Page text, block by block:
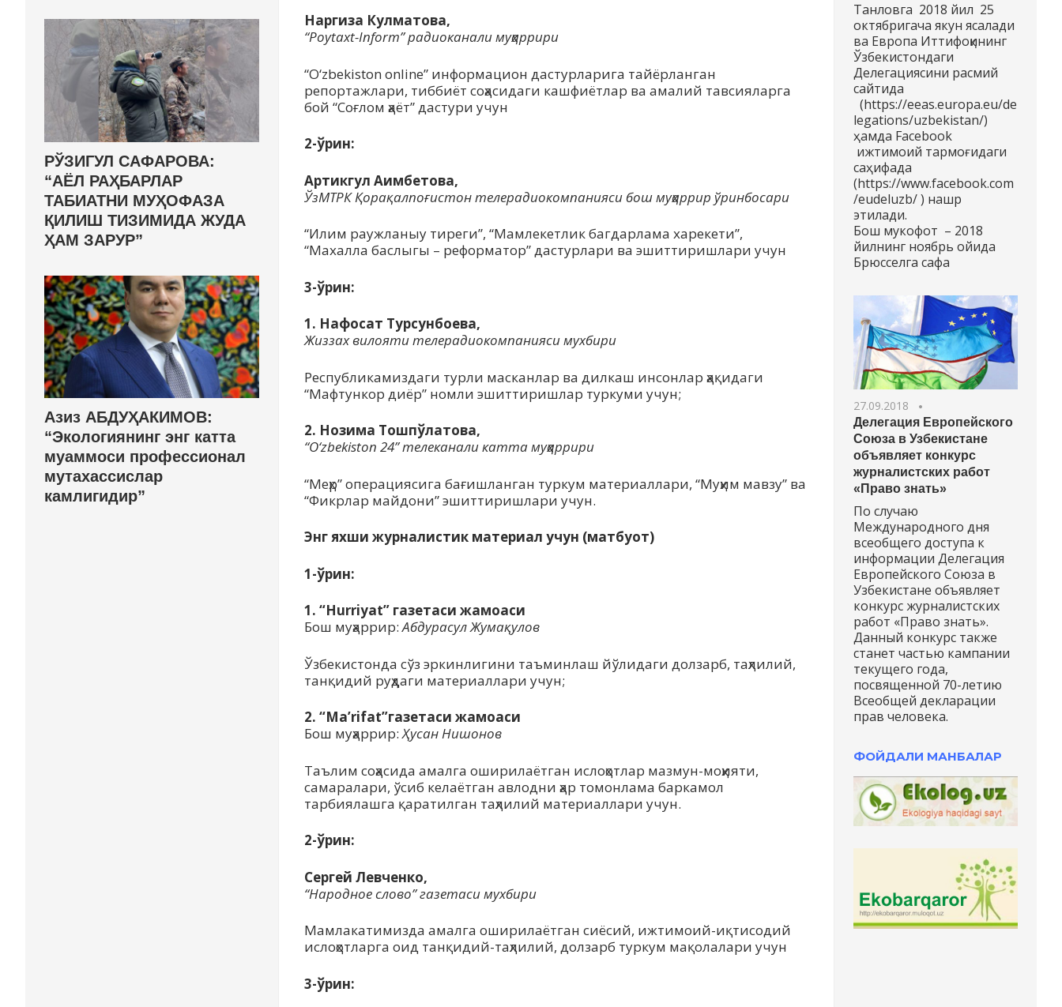
Наргиза Кулматова,
“Poytaxt-Inform” радиоканали муҳаррири
“O‘zbekiston online” информацион дастурларига тайёрланган
репортажлари, тиббиёт соҳасидаги кашфиётлар ва амалий тавсияларга
бой “Соғлом ҳаёт” дастури учун
2-ўрин:
Артикгул Аимбетова,
ЎзМТРК Қорақалпоғистон телерадиокомпанияси бош муҳаррир ўринбосари
“Илим раужланыу тиреги”, “Мамлекетлик багдарлама харекети”,
“Махалла баслыгы – реформатор” дастурлари ва эшиттиришлари учун
3-ўрин:
1. Нафосат Турсунбоева,
Жиззах вилояти телерадиокомпанияси мухбири
Республикамиздаги турли масканлар ва дилкаш инсонлар ҳақидаги
“Мафтункор диёр” номли эшиттиришлар туркуми учун;
2. Нозима Тошпўлатова,
“O‘zbekiston 24” телеканали катта муҳаррири
“Меҳр” операциясига бағишланган туркум материаллари, “Муҳим мавзу” ва
“Фикрлар майдони” эшиттиришлари учун.
Энг яхши журналистик материал учун (матбуот)
1-ўрин:
1. “Hurriyat” газетаси жамоаси
Бош муҳаррир:Абдурасул Жумақулов
Ўзбекистонда сўз эркинлигини таъминлаш йўлидаги долзарб, таҳлилий,
танқидий руҳдаги материаллари учун;
2. “Ma’rifat”газетаси жамоаси
Бош муҳаррир:Ҳусан Нишонов
Таълим соҳасида амалга оширилаётган ислоҳотлар мазмун-моҳияти,
самаралари, ўсиб келаётган авлодни ҳар томонлама баркамол
тарбиялашга қаратилган таҳлилий материаллари учун.
2-ўрин:
Сергей Левченко,
“Народное слово” газетаси мухбири
Мамлакатимизда амалга оширилаётган сиёсий, ижтимоий-иқтисодий
ислоҳотларга оид танқидий-таҳлилий, долзарб туркум мақолалари учун
3-ўрин:
РЎЗИГУЛ САФАРОВА:
“АЁЛ РАҲБАРЛАР
ТАБИАТНИ МУҲОФАЗА
ҚИЛИШ ТИЗИМИДА ЖУДА
ҲАМ ЗАРУР”
Азиз АБДУҲАКИМОВ:
“Экологиянинг энг катта
муаммоси профессионал
мутахассислар
камлигидир”
Танловга 2018 йил 25
октябригача якун ясалади
ва Европа Иттифоқининг
Ўзбекистондаги
Делегациясини расмий
сайтида
(https://eeas.europa.eu/de
legations/uzbekistan/)
ҳамда Facebook
ижтимоий тармоғидаги
саҳифада
(https://www.facebook.com
/eudeluzb/ ) нашр
этилади.
Бош мукофот – 2018
йилнинг ноябрь ойида
Брюсселга сафа
27.09.2018
Делегация Европейского
Союза в Узбекистане
объявляет конкурс
журналистских работ
«Право знать»
По случаю
Международного дня
всеобщего доступа к
информации Делегация
Европейского Союза в
Узбекистане объявляет
конкурс журналистских
работ «Право знать».
Данный конкурс также
станет частью кампании
текущего года,
посвященной 70-летию
Всеобщей декларации
прав человека.
ФОЙДАЛИ МАНБАЛАР